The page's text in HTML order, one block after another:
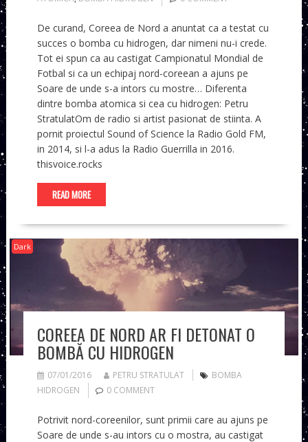
De curand, Coreea de Nord a anuntat ca a testat cu
succes o bomba cu hidrogen, dar nimeni nu-i crede.
Tot ei spun ca au castigat Campionatul Mondial de
Fotbal si ca un echipaj nord-coreean a ajuns pe
Soare de unde s-a intors cu mostre… Diferenta
dintre bomba atomica si cea cu hidrogen: Petru
StratulatOm de radio si artist pasionat de stiinta. A
pornit proiectul Sound of Science la Radio Gold FM,
in 2014, si l-a adus la Radio Guerrilla in 2016.
thisvoice.rocks
READ MORE
Dark
COREEA DE NORD AR FI DETONAT O
BOMBĂ CU HIDROGEN
07/01/2016 PETRU STRATULAT
BOMBA
HIDROGEN
0 COMMENT
Potrivit nord-coreenilor, sunt primii care au ajuns pe
Soare de unde s-au intors cu o mostra, au castigat